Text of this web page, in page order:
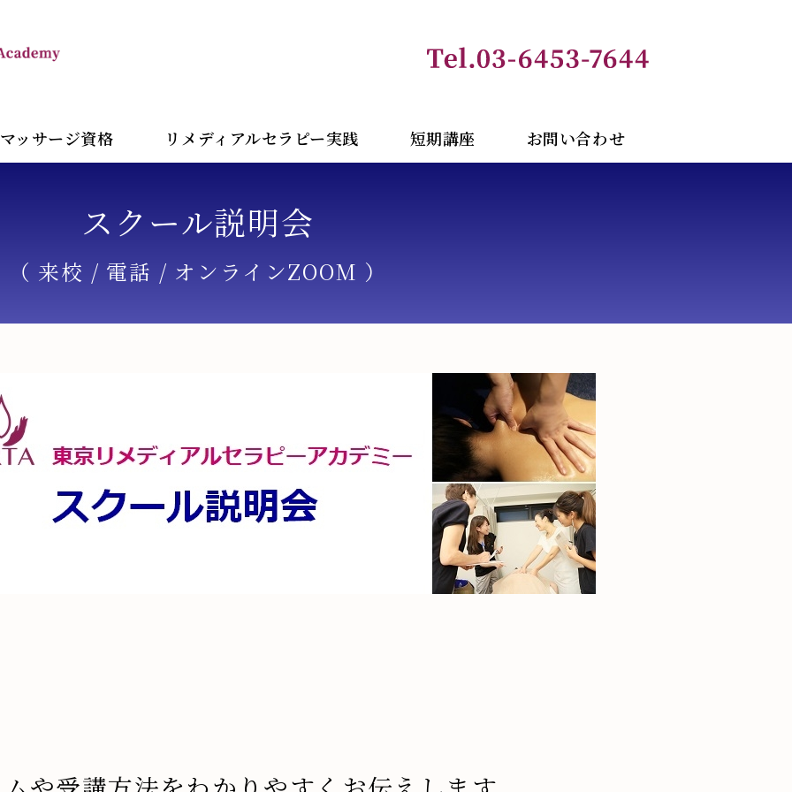
ッサージ資格 リメディアルセラピー実践 短期講座 お問い合わせ
スクール説明会
（ 来校 / 電話 / オンラインZOOM ）